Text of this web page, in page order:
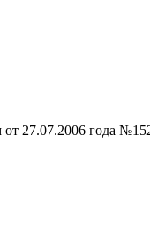
от 27.07.2006 года